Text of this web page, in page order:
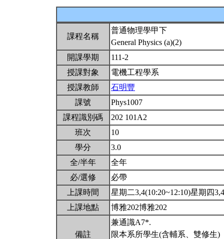
課程名稱
普通物理學甲下
General Physics (a)(2)
開課學期
111-2
授課對象
電機工程學系
授課教師
石明豐
課號
Phys1007
課程識別碼
202 101A2
班次
10
學分
3.0
全/半年
全年
必/選修
必帶
上課時間
星期二3,4(10:20~12:10)星期四
上課地點
博雅202博雅202
備註
兼通識A7*.
限本系所學生(含輔系、雙修生)